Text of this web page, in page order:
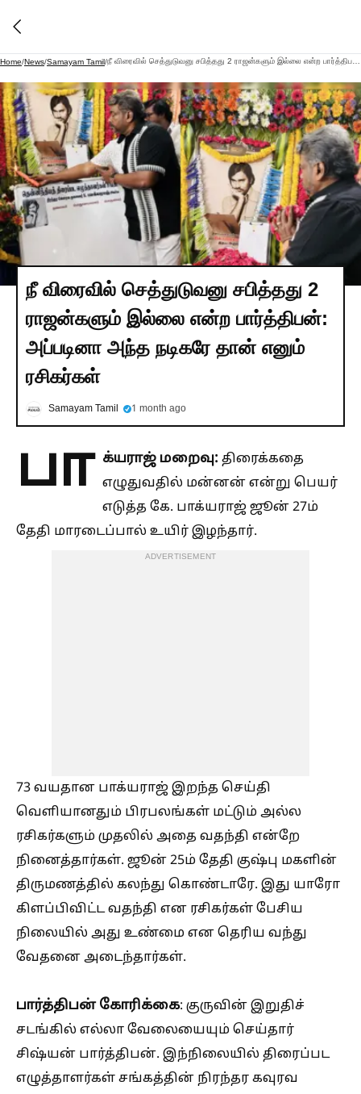
Home/News/Samayam Tamil/
நீ விரைவில் செத்துடுவனு சபித்தது 2
ராஜன்களும் இல்லை என்ற பார்த்திபன்:
அப்படினா அந்த நடிகரே தான் எனும்
ரசிகர்கள்
Samayam Tamil 1 month ago
பா க்யராஜ் மறைவு: திரைக்கதை
எழுதுவதில் மன்னன் என்று பெயர்
எடுத்த கே. பாக்யராஜ் ஜூன் 27ம்
தேதி மாரடைப்பால் உயிர் இழந்தார்.
ADVERTISEMENT
73 வயதான பாக்யராஜ் இறந்த செய்தி
வெளியானதும் பிரபலங்கள் மட்டும் அல்ல
ரசிகர்களும் முதலில் அதை வதந்தி என்றே
நினைத்தார்கள். ஜூன் 25ம் தேதி குஷ்பு மகளின்
திருமணத்தில் கலந்து கொண்டாரே. இது யாரோ
கிளப்பிவிட்ட வதந்தி என ரசிகர்கள் பேசிய
நிலையில் அது உண்மை என தெரிய வந்து
வேதனை அடைந்தார்கள்.
பார்த்திபன் கோரிக்கை: குருவின் இறுதிச்
சடங்கில் எல்லா வேலையையும் செய்தார்
சிஷ்யன் பார்த்திபன். இந்நிலையில் திரைப்பட
எழுத்தாளர்கள் சங்கத்தின் நிரந்தர கவுரவ